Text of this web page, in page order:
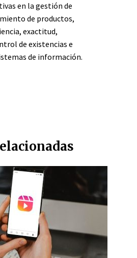
en la gestión de
de productos,
exactitud,
de existencias e
de información.